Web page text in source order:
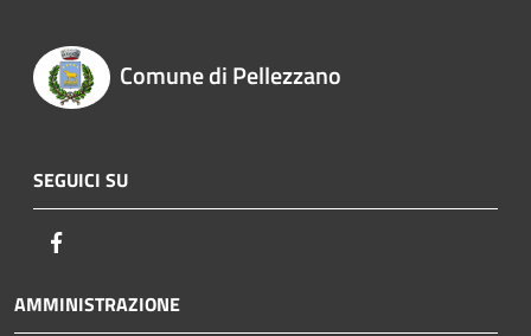
Comune di Pellezzano
SEGUICI SU
AMMINISTRAZIONE